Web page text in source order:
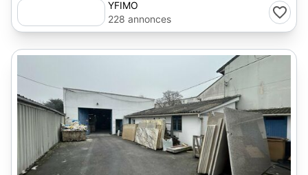
YFIMO
228 annonces